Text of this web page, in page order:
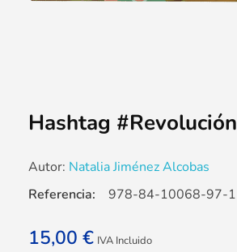
Hashtag #Revolución
Autor: Natalia Jiménez Alcobas
15,00 € IVA Incluido
Referencia: 978-84-10068-97-1